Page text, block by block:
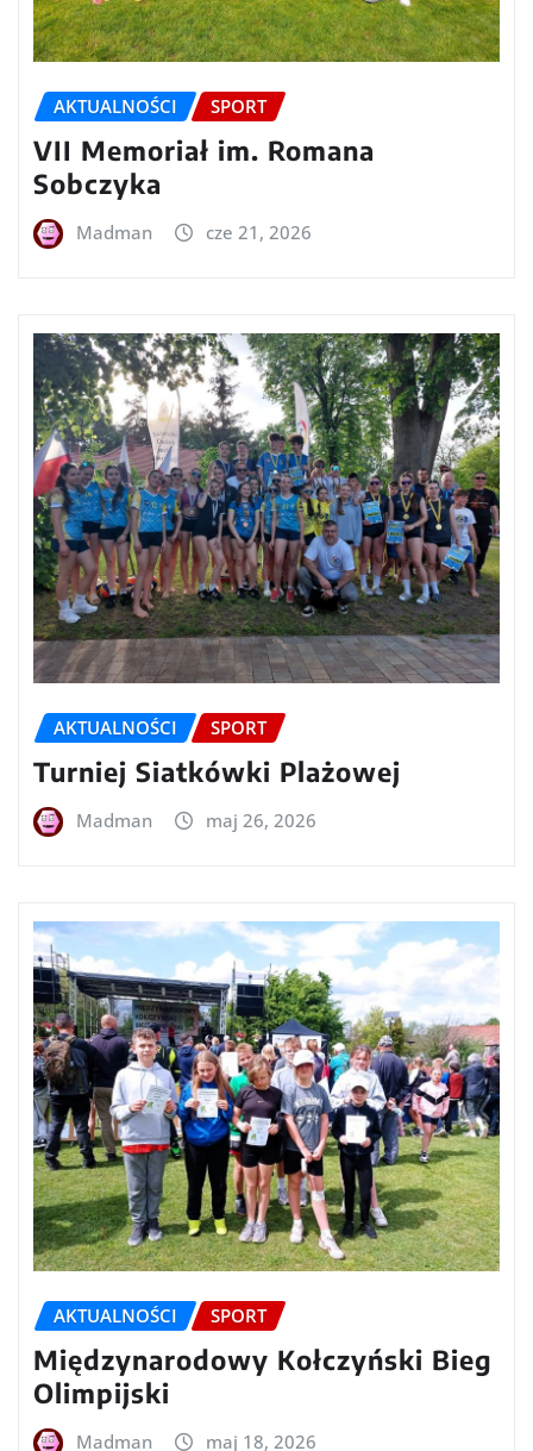
AKTUALNOŚCI SPORT
VII Memoriał im. Romana
Sobczyka
Madman cze 21, 2026
AKTUALNOŚCI SPORT
Turniej Siatkówki Plażowej
Madman maj 26, 2026
AKTUALNOŚCI SPORT
Międzynarodowy Kołczyński Bieg
Olimpijski
Madman maj 18, 2026